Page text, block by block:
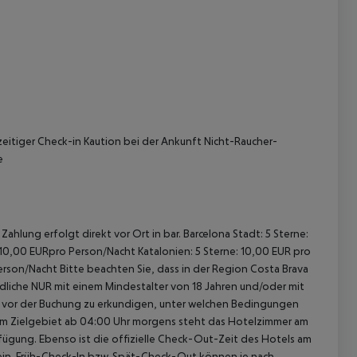
Check-in Kaution bei der Ankunft Nicht-Raucher-
erfolgt direkt vor Ort in bar. Barcelona Stadt: 5 Sterne:
EURpro Person/Nacht Katalonien: 5 Sterne: 10,00 EUR pro
Nacht Bitte beachten Sie, dass in der Region Costa Brava
NUR mit einem Mindestalter von 18 Jahren und/oder mit
der Buchung zu erkundigen, unter welchen Bedingungen
Zielgebiet ab 04:00 Uhr morgens steht das Hotelzimmer am
Ebenso ist die offizielle Check-Out-Zeit des Hotels am